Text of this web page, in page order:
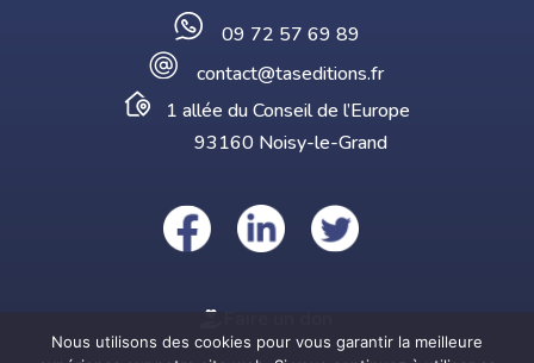
09 72 57 69 89
contact@taseditions.fr
1 allée du Conseil de l’Europe
93160 Noisy-le-Grand
Nous utilisons des cookies pour vous garantir la meilleure